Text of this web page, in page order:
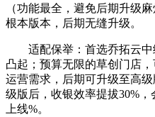
（功能最全，避免后期升级
根本版本，后期无缝升级。
适配保举：首选乔拓云中
凸起；预算无限的草创门店
运营需求，后期可升级至高
级版后，收银效率提拔30%
上线%。